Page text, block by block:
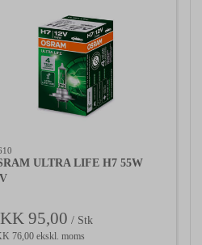
ULTRA LIFE H7 55W
95,00 / Stk
76,00 ekskl. moms